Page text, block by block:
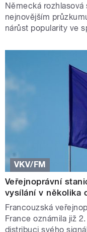
Německá rozhlasová
nejnovějším
nárůst popularity ve
VKV/FM
Veřejnoprávní
vysílání v několika
Francouzská
France oznámila již
distribuci svého